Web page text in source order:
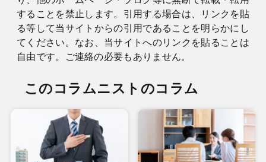
することを禁止します。引用する場合は、リンクを貼
る等して当サイトからの引用であることを明らかにし
てください。なお、当サイトへのリンクを貼ることは
自由です。ご連絡の必要もありません。
このコラムニストのコラム